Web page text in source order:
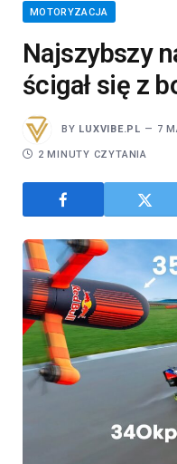
MOTORYZACJA
Najszybszy
ścigał się z
BY LUXVIBE.PL 7
2 MINUTY CZYTANIA